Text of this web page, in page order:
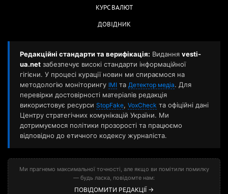
КУРС ВАЛЮТ
ДОВІДНИК
Редакційні стандарти та верифікація: Видання vesti-
ua.net забезпечує високі стандарти інформаційної
гігієни. У процесі курації новин ми спираємося на
методологію моніторингу ІМІ та Детектор медіа. Для
перевірки достовірності матеріалів редакція
використовує ресурси StopFake, VoxCheck та офіційні дані
Центру стратегічних комунікацій України. Ми
дотримуємося політики прозорості та працюємо
відповідно до етичного кодексу журналіста.
Ми прагнемо максимальної точності, але якщо ви помітили помилку
— будь ласка, повідомте нам:
ПОВІДОМИТИ РЕДАКЦІЇ →